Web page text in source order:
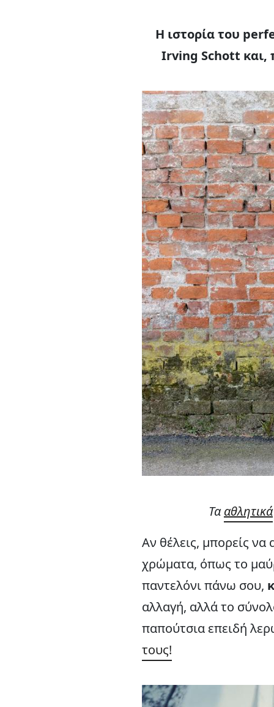
Η ιστορία του
Irving Schott και,
Τααθλητικά
Αν θέλεις, μπορείς
χρώματα, όπως το
παντελόνι πάνω σου,
αλλαγή, αλλά το
παπούτσια επειδή
τους!